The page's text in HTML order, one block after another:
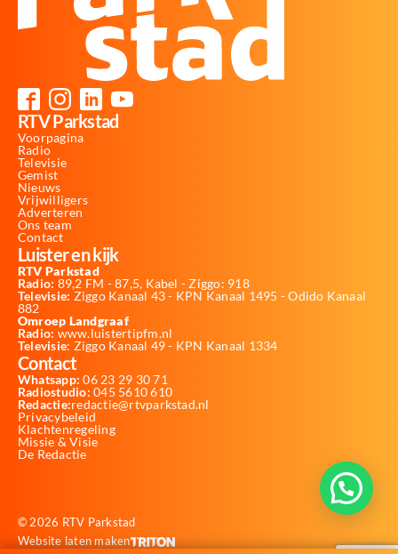
RTV Parkstad
Voorpagina
Radio
Televisie
Gemist
Nieuws
Vrijwilligers
Adverteren
Ons team
Contact
Luister en kijk
RTV Parkstad
Radio: 89,2 FM - 87,5, Kabel - Ziggo: 918
Televisie: Ziggo Kanaal 43 - KPN Kanaal 1495 - Odido Kanaal
882
Omroep Landgraaf
Radio: www.luistertipfm.nl
Televisie: Ziggo Kanaal 49 - KPN Kanaal 1334
Contact
Whatsapp: 06 23 29 30 71
Radiostudio: 045 5610 610
Redactie:redactie@rtvparkstad.nl
Privacybeleid
Klachtenregeling
Missie & Visie
De Redactie
© 2026 RTV Parkstad
Website laten maken